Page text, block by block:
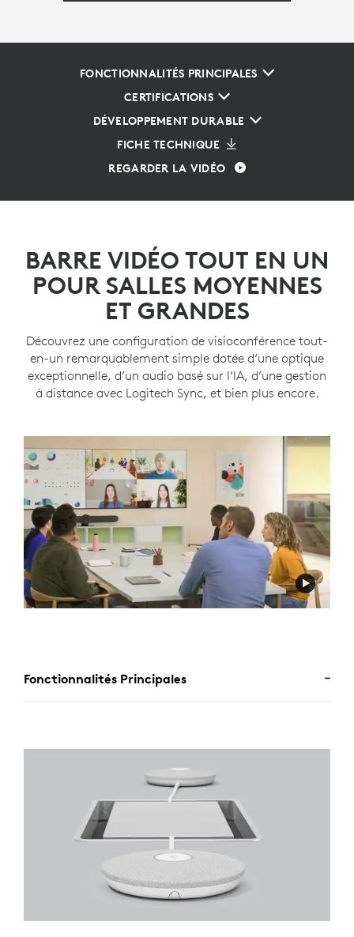
FONCTIONNALITÉS PRINCIPALES
CERTIFICATIONS
DÉVELOPPEMENT DURABLE
FICHE TECHNIQUE
REGARDER LA VIDÉO
BARRE VIDÉO TOUT EN UN
POUR SALLES MOYENNES
ET GRANDES
Découvrez une configuration de visioconférence tout-
en-un remarquablement simple dotée d’une optique
exceptionnelle, d’un audio basé sur l’IA, d’une gestion
à distance avec Logitech Sync, et bien plus encore.
Fonctionnalités Principales